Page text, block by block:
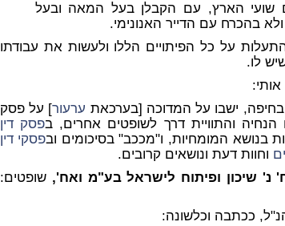
שועי הארץ, עם הקבלן בעל המאה ובעל
בהכרח עם הדייר האנונימי.
על כל הפיתויים הללו ולעשות את עבודתו
לו.
ישבו על המדוכה [בערכאת ערעור] על פסק
והתוויית דרך לשופטים אחרים, בפסק דין
בנושא המומחיות, ו"מככב" בסיכומים ובפסקי דין
וחוות דעת ונושאים קרובים.
שיכון ופיתוח לישראל בע"מ ואח', שופטים:
ככתבה וכלשונה: